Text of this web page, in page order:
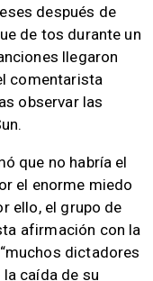
después de
de tos durante un
llegaron
comentarista
observar las
que no habría el
el enorme miedo
ello, el grupo de
afirmación con la
dictadores
caída de su